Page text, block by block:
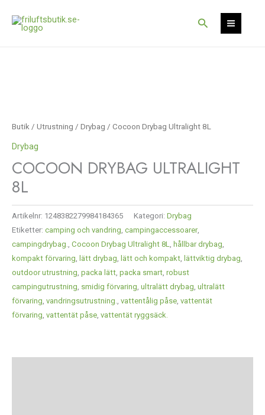
Sök
Butik / Utrustning / Drybag / Cocoon Drybag Ultralight 8L
Drybag
COCOON DRYBAG ULTRALIGHT
8L
Artikelnr: 1248382279984184365 Kategori: Drybag
Etiketter: camping och vandring, campingaccessoarer,
campingdrybag., Cocoon Drybag Ultralight 8L, hållbar drybag,
kompakt förvaring, lätt drybag, lätt och kompakt, lättviktig drybag,
outdoor utrustning, packa lätt, packa smart, robust
campingutrustning, smidig förvaring, ultralätt drybag, ultralätt
förvaring, vandringsutrustning., vattentålig påse, vattentät
förvaring, vattentät påse, vattentät ryggsäck.